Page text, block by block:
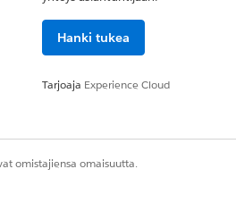
Hanki tukea
Tarjoaja Experience Cloud
omistajiensa omaisuutta.